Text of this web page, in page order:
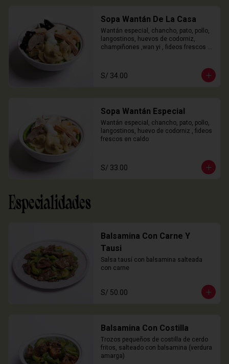
Sopa Wantán De La Casa
Wantán especial, chancho, pato, pollo,
langostinos, huevos de codorniz,
champiñones ,wan yi , fideos frescos
S/ 34.00
Sopa Wantán Especial
Wantán especial, chancho, pato, pollo,
langostinos, huevo de codorniz , fideos
frescos en caldo
S/ 33.00
Especialidades
Balsamina Con Carne Y
Tausi
Salsa tausí con balsamina salteada
con carne
S/ 50.00
Balsamina Con Costilla
Trozos pequeños de costilla de cerdo
fritos, salteado con balsamina (verdura
amarga)